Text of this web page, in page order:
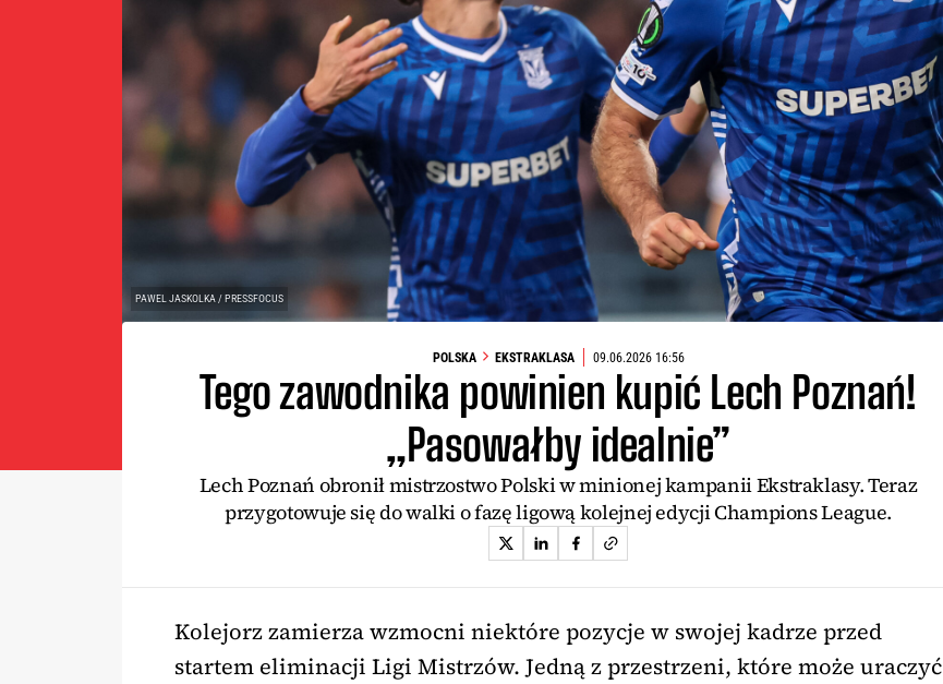
PAWEL JASKOLKA / PRESSFOCUS
POLSKA EKSTRAKLASA 09.06.2026 16:56
Tego zawodnika powinien kupić Lech Poznań!
„Pasowałby idealnie”
Lech Poznań obronił mistrzostwo Polski w minionej kampanii Ekstraklasy. Teraz
przygotowuje się do walki o fazę ligową kolejnej edycji Champions League.
Kolejorz zamierza wzmocni niektóre pozycje w swojej kadrze przed
startem eliminacji Ligi Mistrzów. Jedną z przestrzeni, które może uraczyć